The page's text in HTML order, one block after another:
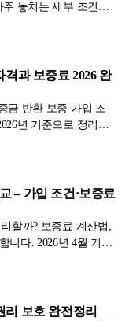
놓치는 세부 조건까
과 보증료 2026 완
금 반환 보증 가입 조
년 기준으로 정리했
– 가입 조건·보증료
할까? 보증료 계산법,
니다. 2026년 4월 기준
리 보호 완전정리